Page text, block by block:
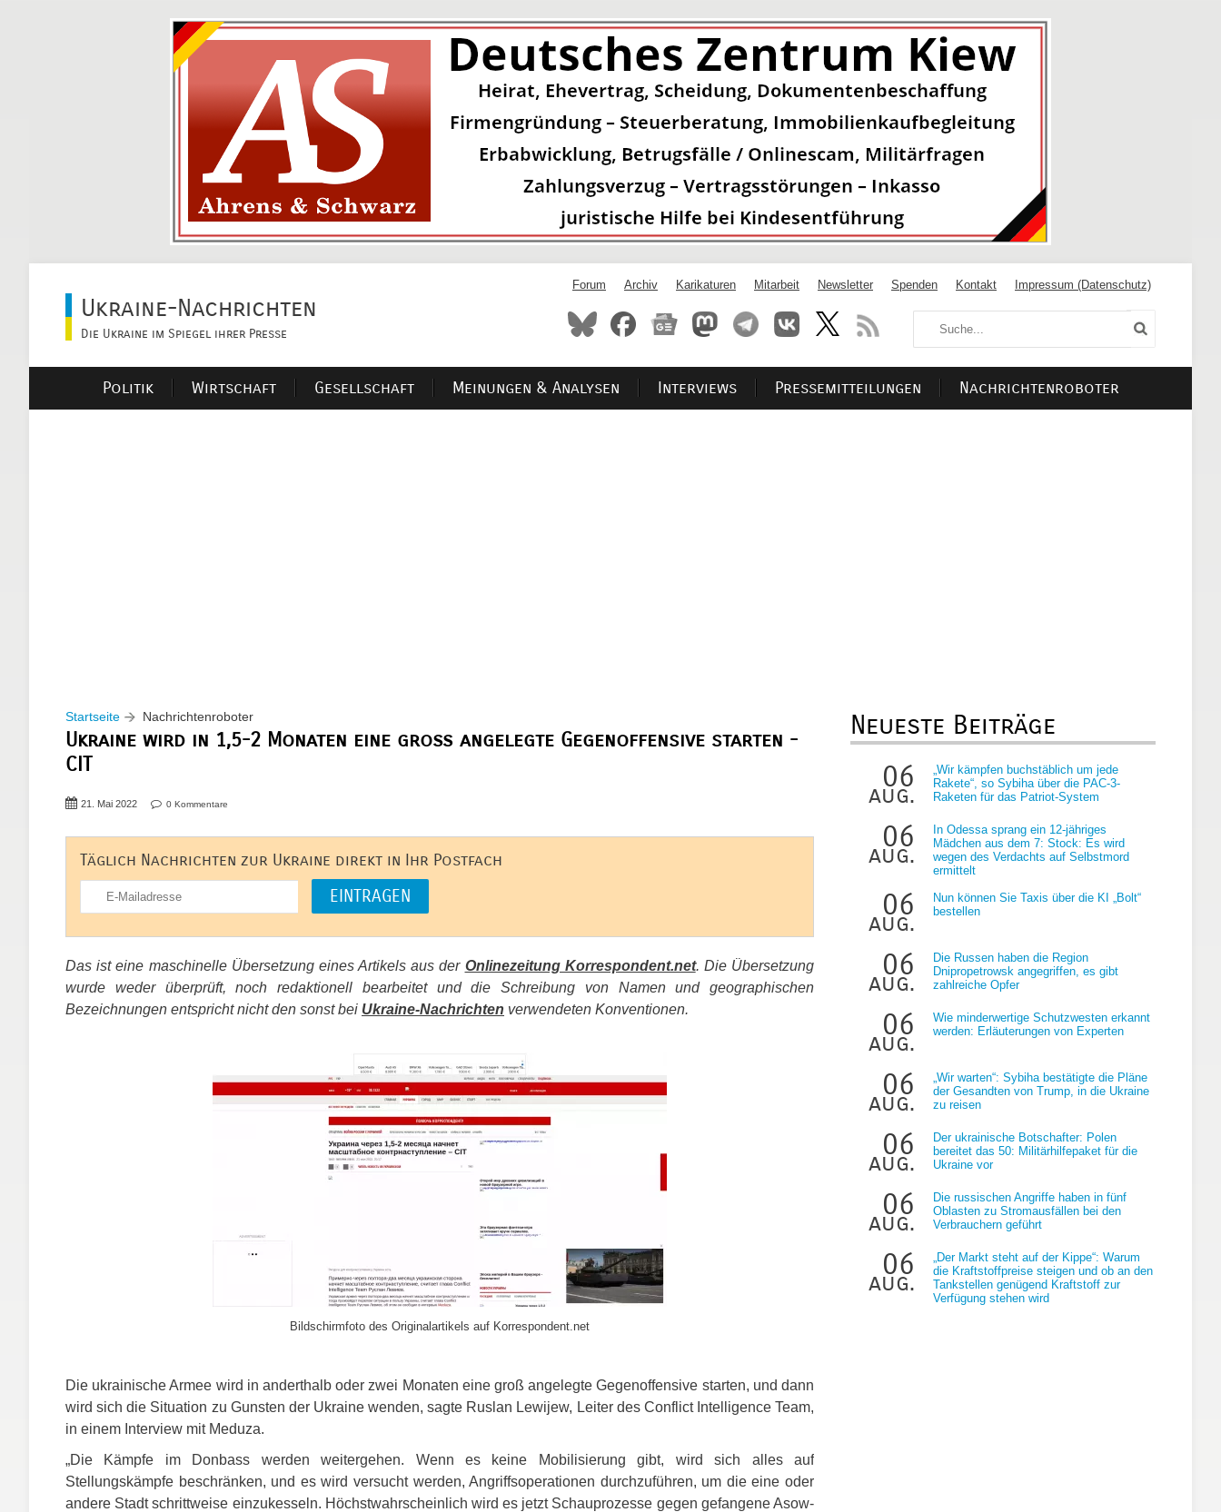
Ukraine-Nachrichten
Die Ukraine im Spiegel ihrer Presse
Forum Archiv Karikaturen Mitarbeit Newsletter Spenden Kontakt Impressum (Datenschutz)
Politik Wirtschaft Gesellschaft Meinungen & Analysen Interviews Pressemitteilungen Nachrichtenroboter
Startseite Nachrichtenroboter
Ukraine wird in 1,5-2 Monaten eine groß angelegte Gegenoffensive starten -
CIT
21. Mai 2022 0 Kommentare
Täglich Nachrichten zur Ukraine direkt in Ihr Postfach
Das ist eine maschinelle Übersetzung eines Artikels aus der Onlinezeitung Korrespondent.net. Die Übersetzung
wurde weder überprüft, noch redaktionell bearbeitet und die Schreibung von Namen und geographischen
Bezeichnungen entspricht nicht den sonst bei Ukraine-Nachrichten verwendeten Konventionen.
Bildschirmfoto des Originalartikels auf Korrespondent.net
Die ukrainische Armee wird in anderthalb oder zwei Monaten eine groß angelegte Gegenoffensive starten, und dann
wird sich die Situation zu Gunsten der Ukraine wenden, sagte Ruslan Lewijew, Leiter des Conflict Intelligence Team,
in einem Interview mit Meduza.
„Die Kämpfe im Donbass werden weitergehen. Wenn es keine Mobilisierung gibt, wird sich alles auf
Stellungskämpfe beschränken, und es wird versucht werden, Angriffsoperationen durchzuführen, um die eine oder
andere Stadt schrittweise einzukesseln. Höchstwahrscheinlich wird es jetzt Schauprozesse gegen gefangene Asow-
Neueste Beiträge
06
aug.
„Wir kämpfen buchstäblich um jede
Rakete“, so Sybiha über die PAC-3-
Raketen für das Patriot-System
06
aug.
In Odessa sprang ein 12-jähriges
Mädchen aus dem 7: Stock: Es wird
wegen des Verdachts auf Selbstmord
ermittelt
06
aug.
Nun können Sie Taxis über die KI „Bolt“
bestellen
06
aug.
Die Russen haben die Region
Dnipropetrowsk angegriffen, es gibt
zahlreiche Opfer
06
aug.
Wie minderwertige Schutzwesten erkannt
werden: Erläuterungen von Experten
06
aug.
„Wir warten“: Sybiha bestätigte die Pläne
der Gesandten von Trump, in die Ukraine
zu reisen
06
aug.
Der ukrainische Botschafter: Polen
bereitet das 50: Militärhilfepaket für die
Ukraine vor
06
aug.
Die russischen Angriffe haben in fünf
Oblasten zu Stromausfällen bei den
Verbrauchern geführt
06
aug.
„Der Markt steht auf der Kippe“: Warum
die Kraftstoffpreise steigen und ob an den
Tankstellen genügend Kraftstoff zur
Verfügung stehen wird